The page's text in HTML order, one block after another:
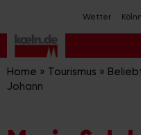
Inhalt
springen
Wetter
Home » Tourismus »
Johann